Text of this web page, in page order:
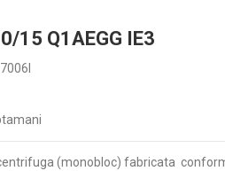
15 Q1AEGG IE3
(monobloc) fabricata